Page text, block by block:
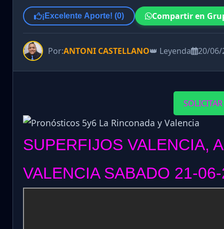
¡Excelente Aporte! (0) Compartir en
Por:ANTONI CASTELLANO👑 Leyenda 20/06/
SUPERFIJOS VALENCIA,
VALENCIA SABADO 21-